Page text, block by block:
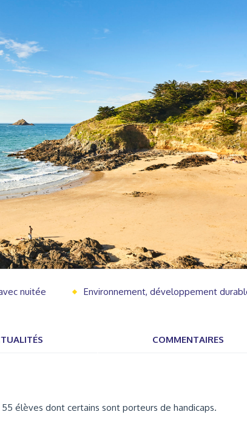
nuitée Environnement, développement
COMMENTAIRES
élèves dont certains sont porteurs de handicaps.